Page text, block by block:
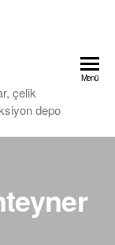
çelik
depo
Menü